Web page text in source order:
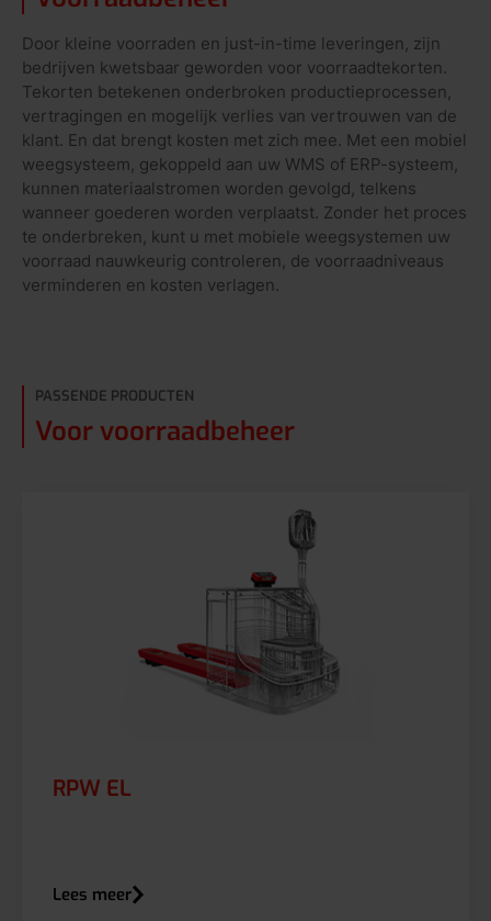
Door kleine voorraden en just-in-time leveringen, zijn
bedrijven kwetsbaar geworden voor voorraadtekorten.
Tekorten betekenen onderbroken productieprocessen,
vertragingen en mogelijk verlies van vertrouwen van de
klant. En dat brengt kosten met zich mee. Met een mobiel
weegsysteem, gekoppeld aan uw WMS of ERP-systeem,
kunnen materiaalstromen worden gevolgd, telkens
wanneer goederen worden verplaatst. Zonder het proces
te onderbreken, kunt u met mobiele weegsystemen uw
voorraad nauwkeurig controleren, de voorraadniveaus
verminderen en kosten verlagen.
PASSENDE PRODUCTEN
Voor voorraadbeheer
RPW EL
Lees meer